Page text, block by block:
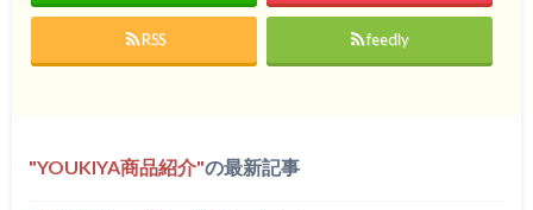
RSS feedly
YOUKIYA商品紹介 の最新記事